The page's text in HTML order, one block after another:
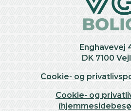
Enghavevej
DK 7100
Cookie- og
Cookie- og